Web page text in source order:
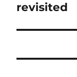
Beitrag:
revisited